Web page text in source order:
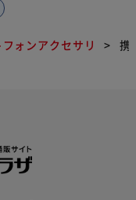
ォンアクセサリ 携